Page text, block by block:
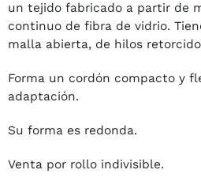
un tejido fabricado a partir de
continuo de fibra de vidrio.
malla abierta, de hilos
Forma un cordón compacto y
adaptación.
Su forma es redonda.
Venta por rollo indivisible.